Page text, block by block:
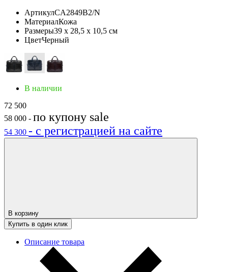
АртикулCA2849B2/N
МатериалКожа
Размеры39 х 28,5 х 10,5 см
ЦветЧерный
В наличии
72 500
58 000 - по купону sale
54 300 - с регистрацией на сайте
В корзину
Купить в один клик
Описание товара